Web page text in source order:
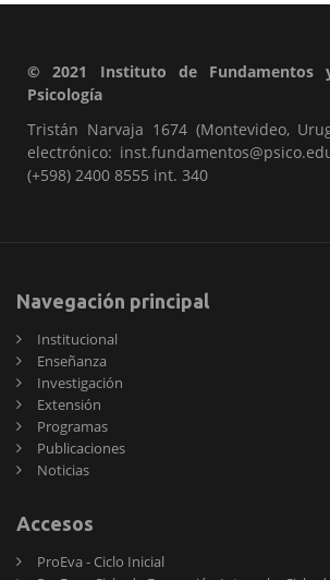
© 2021 Instituto de Fundamentos
Psicología
Tristán Narvaja 1674 (Montevideo,
electrónico:
(+598) 2400 8555 int. 340
Navegación principal
Institucional
Enseñanza
Investigación
Extensión
Programas
Publicaciones
Noticias
Accesos
ProEva - Ciclo Inicial